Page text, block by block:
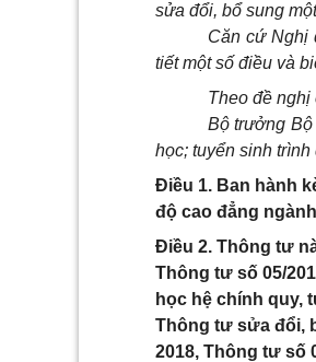
sửa đổi, bổ sung
Căn cứ Nghị
tiết một số điều và
Theo đề
Bộ trưởng Bộ
học; tuyển sinh
Điều 1. Ban hành
độ cao đẳng
Điều 2. Thông tư
Thông tư số 05/
học hệ chính quy,
Thông tư sửa đổi,
2018, Thông tư số